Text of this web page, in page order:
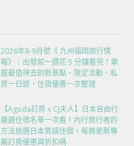
2026年8-9月號《 九州福岡旅行情
報》｜出發前一週花 5 分鐘看完！掌
握最值得去的新景點、限定活動、私
房一日遊、住宿優惠一次整理
【Agoda訂房 x CJ夫人】日本自由行
嚴選住宿名單一次看！內行旅行者的
方法挑選日本質感住宿，每周更新專
屬訂房優惠與折扣碼